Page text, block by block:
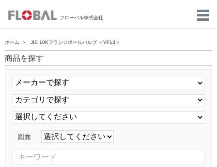
フローバル株式会社
ホーム JIS 10Kフランジボールバルブ ＜VF13＞
商品を探す
図面